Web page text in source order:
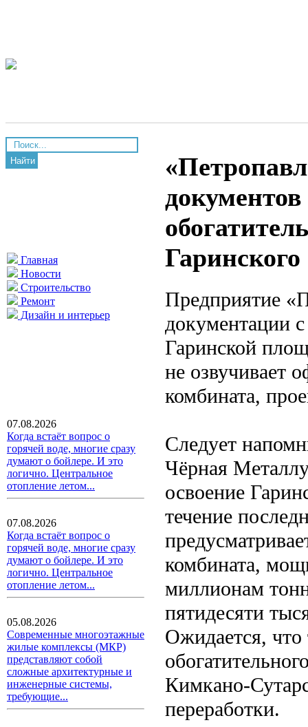
Найти
Главная
Новости
Строительство
Ремонт
Дизайн и интерьер
07.08.2026
Когда встаёт вопрос о
горячей воде, многие сразу
думают о бойлере. И это
логично. Центральное
отопление летом...
07.08.2026
Когда встаёт вопрос о
горячей воде, многие сразу
думают о бойлере. И это
логично. Центральное
отопление летом...
05.08.2026
Современные многоэтажные
жилые комплексы (МКР)
представляют собой
сложные архитектурные и
инженерные системы,
требующие...
Предприятие
документации
Гаринской
не озвучивает
комбината,
Следует
Чёрная
освоение
течение
комбината,
миллионам
пятидесяти
Ожидается, что
Кимкано-
переработки.